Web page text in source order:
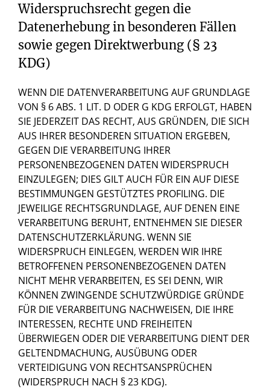
Widerspruchsrecht gegen die
Datenerhebung in besonderen Fällen
sowie gegen Direktwerbung (§ 23
KDG)
WENN DIE DATENVERARBEITUNG AUF GRUNDLAGE
VON § 6 ABS. 1 LIT. D ODER G KDG ERFOLGT, HABEN
SIE JEDERZEIT DAS RECHT, AUS GRÜNDEN, DIE SICH
AUS IHRER BESONDEREN SITUATION ERGEBEN,
GEGEN DIE VERARBEITUNG IHRER
PERSONENBEZOGENEN DATEN WIDERSPRUCH
EINZULEGEN; DIES GILT AUCH FÜR EIN AUF DIESE
BESTIMMUNGEN GESTÜTZTES PROFILING. DIE
JEWEILIGE RECHTSGRUNDLAGE, AUF DENEN EINE
VERARBEITUNG BERUHT, ENTNEHMEN SIE DIESER
DATENSCHUTZERKLÄRUNG. WENN SIE
WIDERSPRUCH EINLEGEN, WERDEN WIR IHRE
BETROFFENEN PERSONENBEZOGENEN DATEN
NICHT MEHR VERARBEITEN, ES SEI DENN, WIR
KÖNNEN ZWINGENDE SCHUTZWÜRDIGE GRÜNDE
FÜR DIE VERARBEITUNG NACHWEISEN, DIE IHRE
INTERESSEN, RECHTE UND FREIHEITEN
ÜBERWIEGEN ODER DIE VERARBEITUNG DIENT DER
GELTENDMACHUNG, AUSÜBUNG ODER
VERTEIDIGUNG VON RECHTSANSPRÜCHEN
(WIDERSPRUCH NACH § 23 KDG).